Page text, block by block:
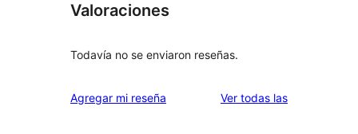
Valoraciones
Todavía no se enviaron reseñas.
Agregar mi reseña Ver todas lasreseñas